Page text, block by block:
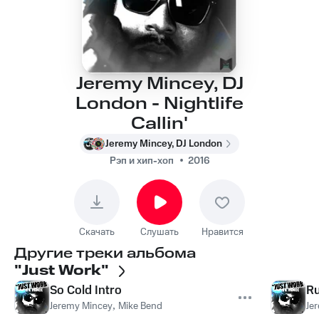
Jeremy Mincey, DJ
London - Nightlife
Callin'
Jeremy Mincey, DJ London
Рэп и хип-хоп
2016
Скачать Слушать Нравится
Другие треки альбома
"Just Work"
So Cold Intro
Jeremy Mincey, Mike Bend